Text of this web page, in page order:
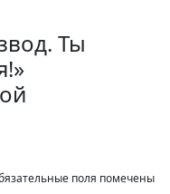
Ты
поля помечены